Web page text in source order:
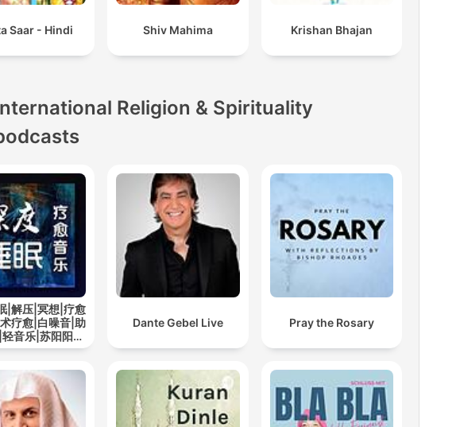
Saar - Hindi Shiv Mahima Krishan Bhajan
Religion & Spirituality
|解压|冥想|疗愈
疗愈|白噪音|助
音乐|苏阳阳频
道
Dante Gebel Live Pray the Rosary